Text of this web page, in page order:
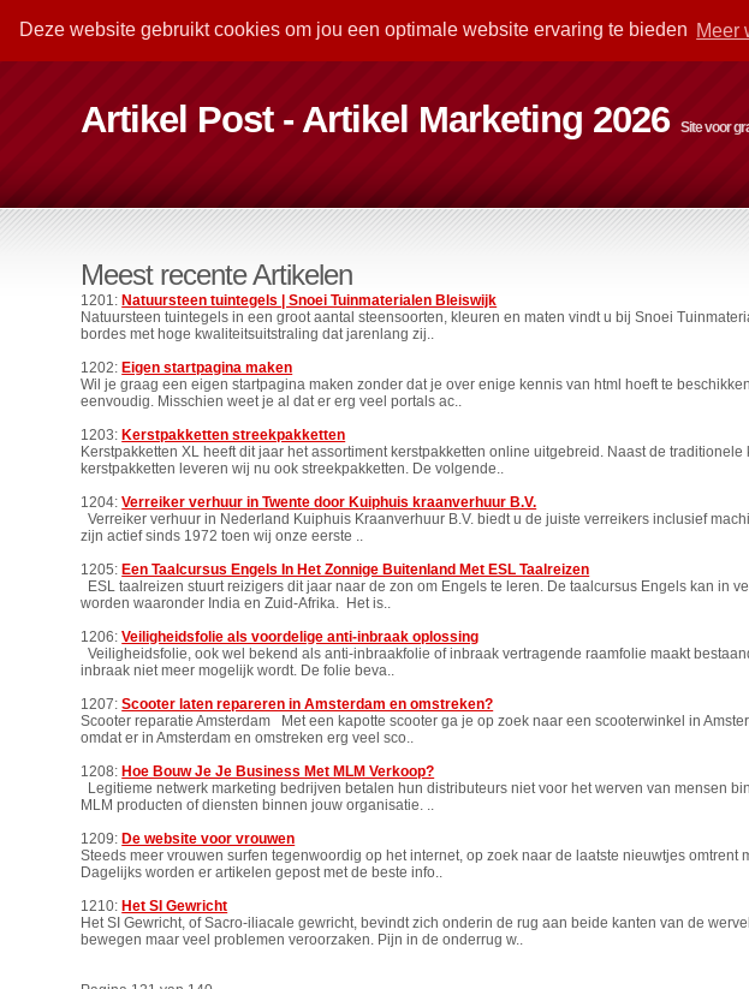
Deze website gebruikt cookies om jou een optimale website ervaring te bieden Meer
Artikel Post - Artikel Marketing 2026 Site voor
Meest recente Artikelen
1201: Natuursteen tuintegels | Snoei Tuinmaterialen Bleiswijk
Natuursteen tuintegels in een groot aantal steensoorten, kleuren en maten vindt u bij Snoei
bordes met hoge kwaliteitsuitstraling dat jarenlang zij..
1202: Eigen startpagina maken
Wil je graag een eigen startpagina maken zonder dat je over enige kennis van html hoeft te
eenvoudig. Misschien weet je al dat er erg veel portals ac..
1203: Kerstpakketten streekpakketten
Kerstpakketten XL heeft dit jaar het assortiment kerstpakketten online uitgebreid. Naast de
kerstpakketten leveren wij nu ook streekpakketten. De volgende..
1204:Verreiker verhuur in Twente door Kuiphuis kraanverhuur B.V.
Verreiker verhuur in Nederland Kuiphuis Kraanverhuur B.V. biedt u de juiste verreikers inclusief
zijn actief sinds 1972 toen wij onze eerste ..
1205: Een Taalcursus Engels In Het Zonnige Buitenland Met ESL Taalreizen
ESL taalreizen stuurt reizigers dit jaar naar de zon om Engels te leren. De taalcursus Engels kan in
worden waaronder India en Zuid-Afrika. Het is..
1206:Veiligheidsfolie als voordelige anti-inbraak oplossing
Veiligheidsfolie, ook wel bekend als anti-inbraakfolie of inbraak vertragende raamfolie maakt
inbraak niet meer mogelijk wordt. De folie beva..
1207:Scooter laten repareren in Amsterdam en omstreken?
Scooter reparatie Amsterdam Met een kapotte scooter ga je op zoek naar een scooterwinkel in
omdat er in Amsterdam en omstreken erg veel sco..
1208: Hoe Bouw Je Je Business Met MLM Verkoop?
Legitieme netwerk marketing bedrijven betalen hun distributeurs niet voor het werven van mensen
MLM producten of diensten binnen jouw organisatie. ..
1209: De website voor vrouwen
Steeds meer vrouwen surfen tegenwoordig op het internet, op zoek naar de laatste nieuwtjes omtrent
Dagelijks worden er artikelen gepost met de beste info..
1210: Het SI Gewricht
Het SI Gewricht, of Sacro-iliacale gewricht, bevindt zich onderin de rug aan beide kanten van de
bewegen maar veel problemen veroorzaken. Pijn in de onderrug w..